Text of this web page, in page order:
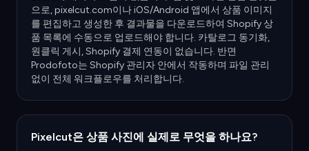
으로, pixelcut.com이나 iOS/Android 앱에서 상품 이미지
를 편집하고 생성한 후 결과물을 다운로드하여 Shopify 상
품 목록에 수동으로 업로드해야 합니다. 카탈로그 동기화,
원클릭 게시, Shopify 결제 연동이 없습니다. 반면
Prodofoto는 Shopify 관리자 안에서 작동하며 파일 관리
없이 전체 워크플로우를 처리합니다.
Pixelcut은 상품 사진에 실제로 무엇을 하나요?